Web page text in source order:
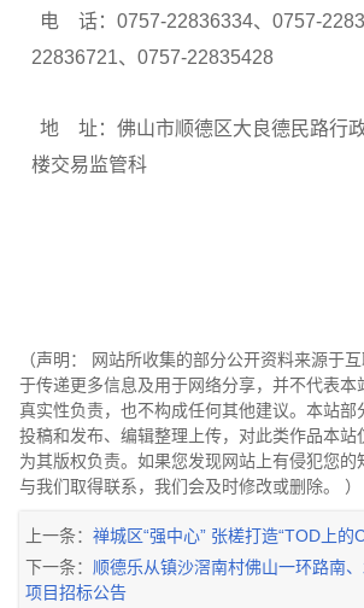
电 话：0757-22836334、0757-
22836721、0757-22835428
地 址：佛山市顺德区大良德民路行
楼交易监管科
（声明： 网站所收集的部分公开资料来源于
于传递更多信息及用于网络分享，并不代表本
真实性负责，也不构成任何其他建议。本站部
投稿和发布、编辑整理上传，对此类作品本站
为其版权负责。如果您发现网站上有侵犯您的
与我们取得联系，我们会及时修改或删除。 ）
上一条： 禅城区“强中心” 张槎打造“TOD上的
下一条： 顺德乐从镇沙滘南村佛山一环路南
项目招标公告